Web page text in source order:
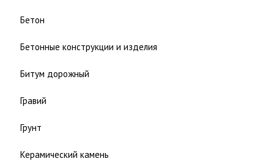
Бетон
Бетонные конструкции и изделия
Битум дорожный
Гравий
Грунт
Керамический камень